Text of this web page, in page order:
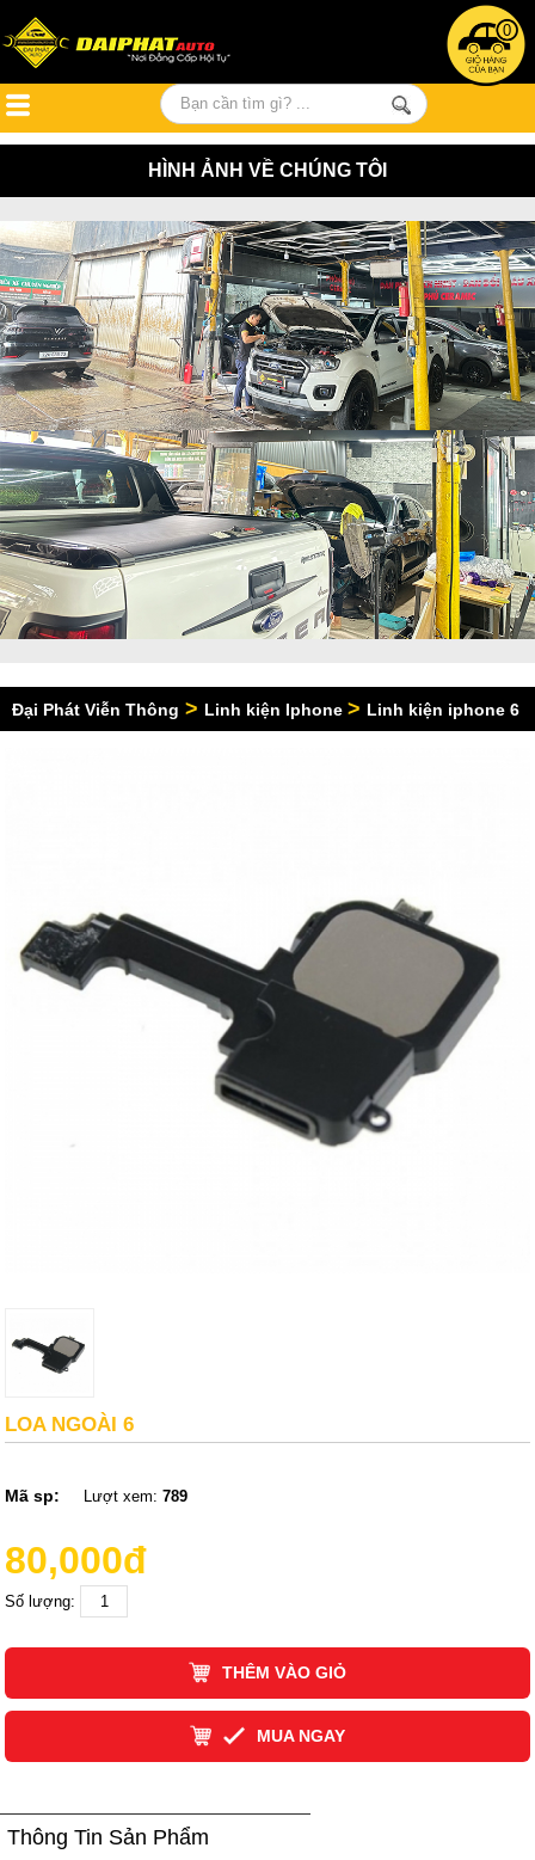
0
HÌNH ẢNH VỀ CHÚNG TÔI
Đại Phát Viễn Thông > Linh kiện Iphone > Linh kiện iphone 6
LOA NGOÀI 6
Mã sp: Lượt xem:789
80,000đ
Số lượng:
THÊM VÀO GIỎ
MUA NGAY
Thông Tin Sản Phẩm